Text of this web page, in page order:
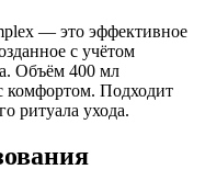
— это эффективное
с учётом
Объём 400 мл
комфортом. Подходит
ритуала ухода.